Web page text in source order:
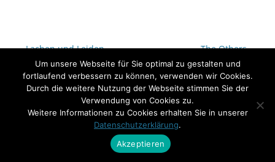
Beitrags-
Navigation
←Lachen und Leiden. The Others.→
Um unsere Webseite für Sie optimal zu gestalten und
fortlaufend verbessern zu können, verwenden wir Cookies.
Durch die weitere Nutzung der Webseite stimmen Sie der
Verwendung von Cookies zu.
Weitere Informationen zu Cookies erhalten Sie in unserer
Datenschutzerklärung.
Akzeptieren